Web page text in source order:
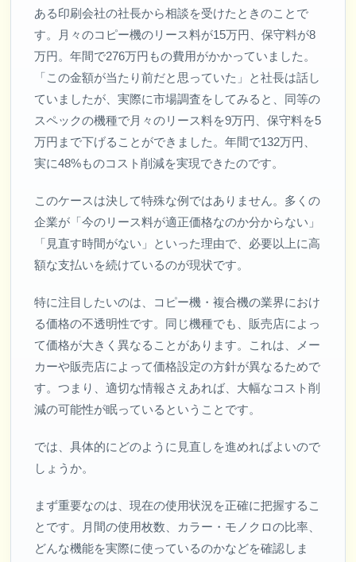
ある印刷会社の社長から相談を受けたときのことで
す。月々のコピー機のリース料が15万円、保守料が8
万円。年間で276万円もの費用がかかっていました。
「この金額が当たり前だと思っていた」と社長は話し
ていましたが、実際に市場調査をしてみると、同等の
スペックの機種で月々のリース料を9万円、保守料を5
万円まで下げることができました。年間で132万円、
実に48%ものコスト削減を実現できたのです。
このケースは決して特殊な例ではありません。多くの
企業が「今のリース料が適正価格なのか分からない」
「見直す時間がない」といった理由で、必要以上に高
額な支払いを続けているのが現状です。
特に注目したいのは、コピー機・複合機の業界におけ
る価格の不透明性です。同じ機種でも、販売店によっ
て価格が大きく異なることがあります。これは、メー
カーや販売店によって価格設定の方針が異なるためで
す。つまり、適切な情報さえあれば、大幅なコスト削
減の可能性が眠っているということです。
では、具体的にどのように見直しを進めればよいので
しょうか。
まず重要なのは、現在の使用状況を正確に把握するこ
とです。月間の使用枚数、カラー・モノクロの比率、
どんな機能を実際に使っているのかなどを確認しま